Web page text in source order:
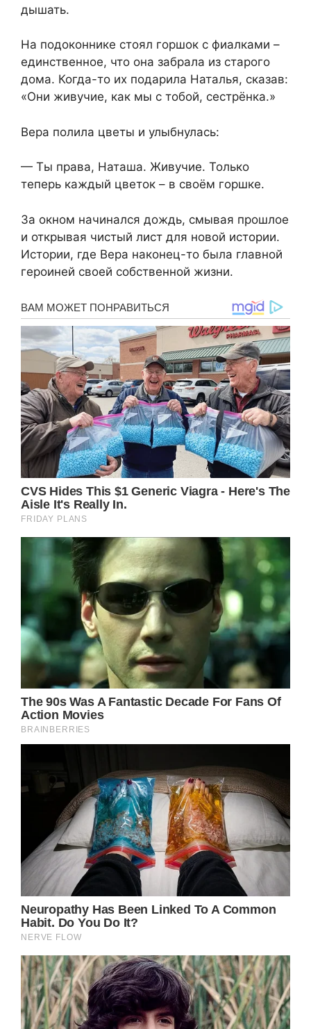
дышать.
На подоконнике стоял горшок с фиалками –
единственное, что она забрала из старого
дома. Когда-то их подарила Наталья, сказав:
«Они живучие, как мы с тобой, сестрёнка.»
Вера полила цветы и улыбнулась:
— Ты права, Наташа. Живучие. Только
теперь каждый цветок – в своём горшке.
За окном начинался дождь, смывая прошлое
и открывая чистый лист для новой истории.
Истории, где Вера наконец-то была главной
героиней своей собственной жизни.